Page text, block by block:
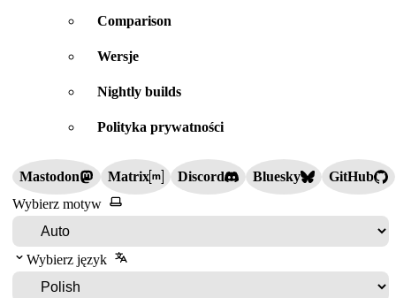
Comparison
Wersje
Nightly builds
Polityka prywatności
Mastodon Matrix Discord Bluesky
GitHub
Wybierz motyw
Wybierz język